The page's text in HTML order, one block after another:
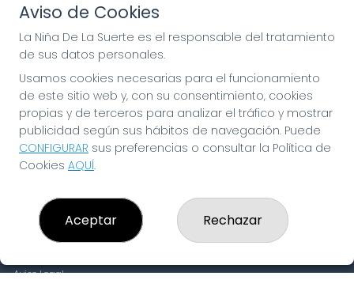
Boletos digitales
Acceso
Registro
CONTACTO
ADMINISTRACION DE LOTERIAS: 19-FUENLABRADA -
RECEPTOR OFICIAL: 97910
916429571
pedidos@laninadelasuerte.es
(Madrid) España
Aviso Legal
Aviso de Cookies
La Niña De La Suerte es el responsable del tratamiento
de sus datos personales.
Usamos cookies necesarias para el funcionamiento
de este sitio web y, con su consentimiento, cookies
propias y de terceros para analizar el tráfico y mostrar
publicidad según sus hábitos de navegación. Puede
CONFIGURAR sus preferencias o consultar la Política de
Cookies AQUÍ.
Aceptar Rechazar